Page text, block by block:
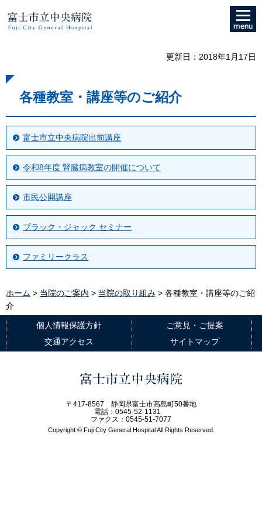
富士市立中央病院
メニュ
ー
更新日：2018年1月17日
各種教室・講座等のご紹介
富士市立中央病院出前講座
令和8年度 腎臓病教室の開催について
市民公開講座
ブラック・ジャック セミナー
ファミリークラス
ホーム > 当院のご案内 > 当院の取り組み > 各種教室・講座等のご紹
介
個人情報保護方針
ご意見・ご提案
交通アクセス
サイトマップ
富士市立中央病院
〒417-8567 静岡県富士市高島町50番地
電話：0545-52-1131
ファクス：0545-51-7077
Copyright © Fuji City General Hospital All Rights Reserved.